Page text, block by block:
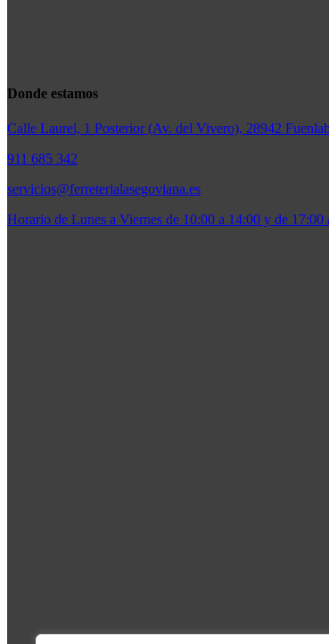
Donde estamos
Calle Laurel, 1 Posterior (Av. del Vivero), 28942
911 685 342
servicios@ferreterialasegoviana.es
Horario de Lunes a Viernes de 10:00 a 14:00 y de 17:00